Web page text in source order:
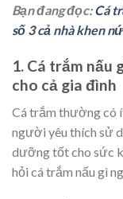
Bạn đang đọc:Cá
số 3 cả nhà khen
1. Cá trắm nấu
cho cả gia đình
Cá trắm thường có
người yêu thích sử
dưỡng tốt cho sức
hỏi cá trắm nấu gì